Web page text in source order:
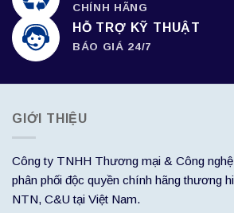
CHÍNH HÃNG
HỖ TRỢ KỸ THUẬT
BÁO GIÁ 24/7
GIỚI THIỆU
Công ty TNHH Thương mại & Công
phân phối độc quyền chính hãng thương
NTN, C&U tại Việt Nam.